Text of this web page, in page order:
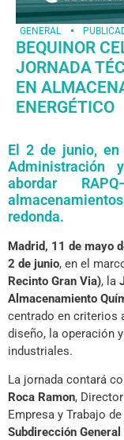
BEQUINOR
JORNADA
EN
ENERGÉTICO
GENERAL
El 2 de junio, en
Administración
abordar
redonda.
Madrid, 11 de mayo
2 de junio, en el
Recinto Gran Via), la
Almacenamiento
centrado en criterios
diseño, la operación
industriales.
La jornada contará
Roca Ramon,
Empresa y Trabajo
Subdirección